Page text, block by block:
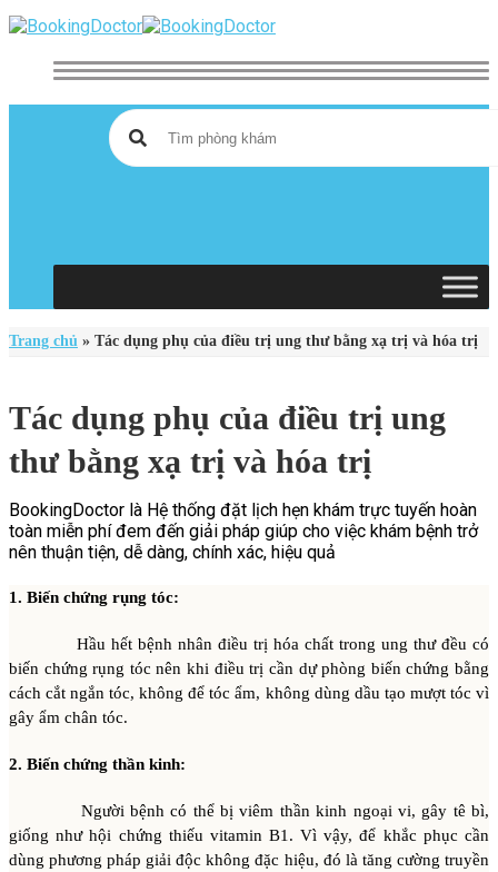
Skip
to
content
Trang chủ » Tác dụng phụ của điều trị ung thư bằng xạ trị và hóa trị
Tác dụng phụ của điều trị ung
thư bằng xạ trị và hóa trị
BookingDoctor là Hệ thống đặt lịch hẹn khám trực tuyến hoàn
toàn miễn phí đem đến giải pháp giúp cho việc khám bệnh trở
nên thuận tiện, dễ dàng, chính xác, hiệu quả
1. Biến chứng rụng tóc:
Hầu hết bệnh nhân điều trị hóa chất trong ung thư đều có
biến chứng rụng tóc nên khi điều trị cần dự phòng biến chứng bằng
cách cắt ngắn tóc, không để tóc ẩm, không dùng dầu tạo mượt tóc vì
gây ẩm chân tóc.
2. Biến chứng thần kinh:
Người bệnh có thể bị viêm thần kinh ngoại vi, gây tê bì,
giống như hội chứng thiếu vitamin B1. Vì vậy, để khắc phục cần
dùng phương pháp giải độc không đặc hiệu, đó là tăng cường truyền